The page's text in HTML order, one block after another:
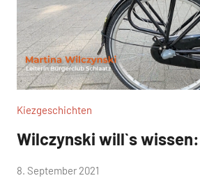
Kiezgeschichten
Wilczynski will`s
von
8. September 2021